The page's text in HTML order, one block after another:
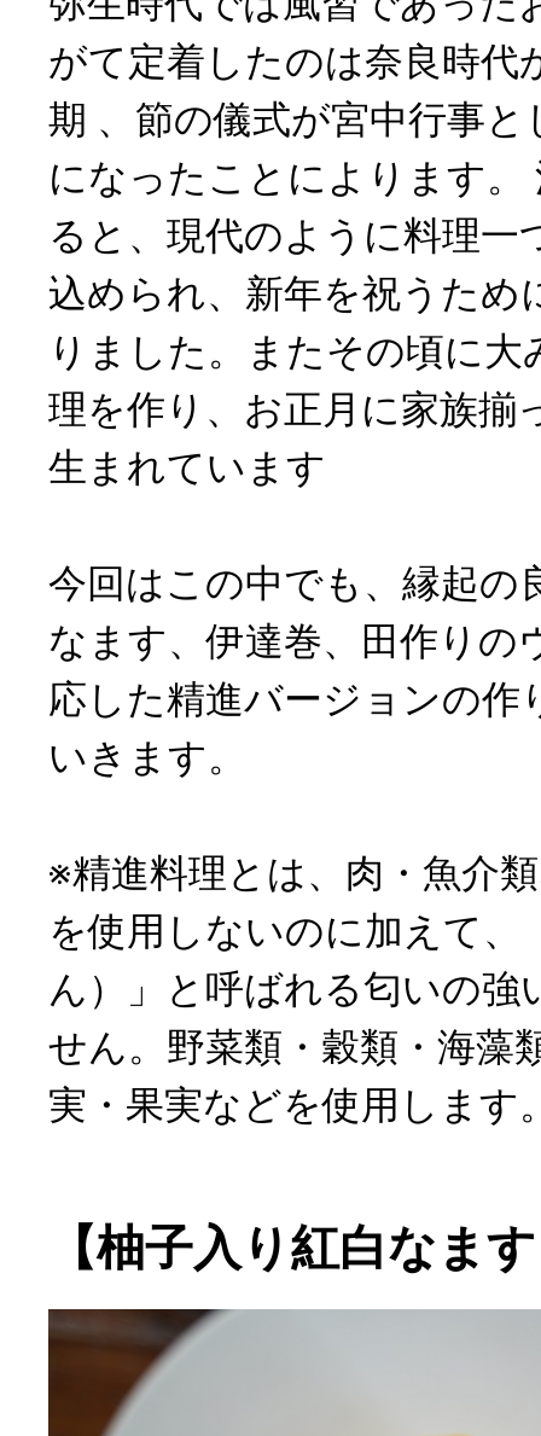
がて定着したのは奈良時代
期 、節の儀式が宮中行事
になったことによります。
ると、現代のように料理一
込められ、新年を祝うため
りました。またその頃に
理を作り、お正月に家族揃
生まれています
今回はこの中でも、縁起の
なます、伊達巻、田作りの
応した精進バージョンの作
いきます。
※精進料理とは、肉・魚介
を使用しないのに加えて、
ん）」と呼ばれる匂いの強
せん。野菜類・穀類・海藻
実・果実などを使用します
【柚子入り紅白なま